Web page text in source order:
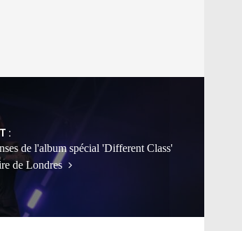
:
de l'album spécial 'Different Class'
de Londres